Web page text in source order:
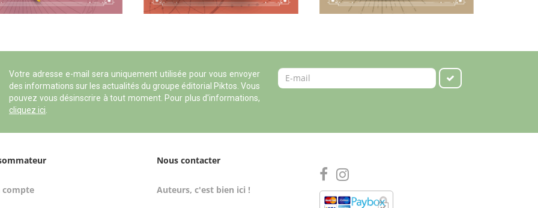
Votre adresse e-mail sera uniquement utilisée pour vous envoyer
des informations sur les actualités du groupe éditorial Piktos. Vous
pouvez vous désinscrire à tout moment. Pour plus d'informations,
cliquez ici
compte
Nous contacter
Auteurs, c'est bien ici !